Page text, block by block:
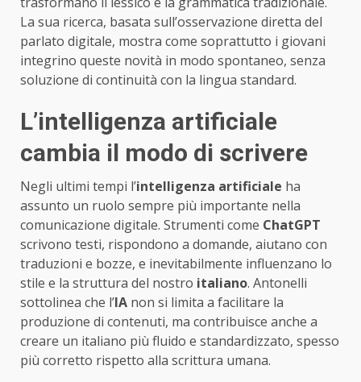
La sua ricerca, basata sull’osservazione diretta del
parlato digitale, mostra come soprattutto i giovani
integrino queste novità in modo spontaneo, senza
soluzione di continuità con la lingua standard.
L’intelligenza artificiale
cambia il modo di scrivere
Negli ultimi tempi l’intelligenza artificiale ha
assunto un ruolo sempre più importante nella
comunicazione digitale. Strumenti come ChatGPT
scrivono testi, rispondono a domande, aiutano con
traduzioni e bozze, e inevitabilmente influenzano lo
stile e la struttura del nostro italiano. Antonelli
sottolinea che l’IA non si limita a facilitare la
produzione di contenuti, ma contribuisce anche a
creare un italiano più fluido e standardizzato, spesso
più corretto rispetto alla scrittura umana.